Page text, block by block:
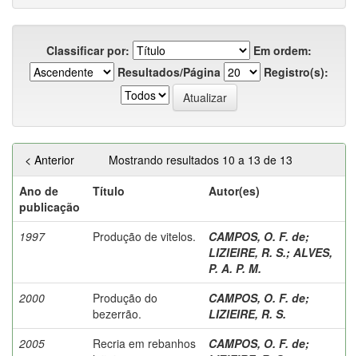
Classificar por:
Em ordem:
Resultados/Página
Registro(s):
Mostrando resultados 10 a 13 de 13
< Anterior
Ano de
publicação
Título Autor(es)
1997 Produção de vitelos. CAMPOS, O. F. de;
LIZIEIRE, R. S.; ALVES,
P. A. P. M.
2000
Produção do
bezerrão.
CAMPOS, O. F. de;
LIZIEIRE, R. S.
2005
Recria em rebanhos
CAMPOS, O. F. de;